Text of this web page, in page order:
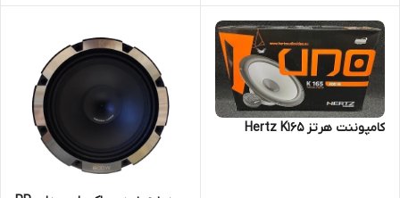
کامپوننت هرتز Hertz K165